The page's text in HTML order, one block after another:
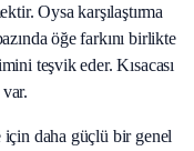
Oysa karşılaştırma
öğe farkını birlikte
teşvik eder. Kısacası
daha güçlü bir genel